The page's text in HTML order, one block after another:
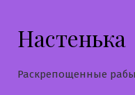
Настенька
Раскрепощенные